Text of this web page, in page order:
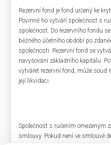
Rezervní fond je fond určený ke
Povinně ho vytváří společnost s
společnost. Do rezervního fondu
běžného účetního období po
společnosti. Rezervní fond se
navyšování základního kapitálu.
vytvářet rezervní fond, může soud
její likvidaci.
Společnost s ručením omezeným
smlouvy. Pokud není ve smlouvě